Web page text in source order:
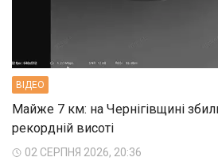
ВIДЕО
Майже 7 км: на Чернігівщині
рекордній висоті
02 СЕРПНЯ 2026, 20:36